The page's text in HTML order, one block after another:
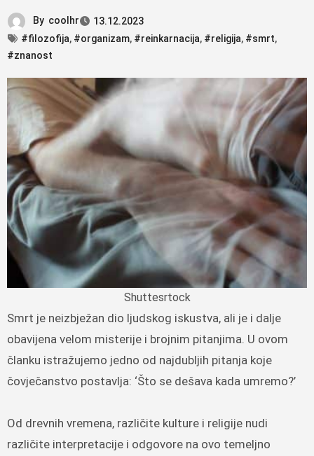
By coolhr
13.12.2023
#filozofija, #organizam, #reinkarnacija, #religija, #smrt,
#znanost
Shuttesrtock
Smrt je neizbježan dio ljudskog iskustva, ali je i dalje
obavijena velom misterije i brojnim pitanjima. U ovom
članku istražujemo jedno od najdubljih pitanja koje
čovječanstvo postavlja: ‘Što se dešava kada umremo?’
Od drevnih vremena, različite kulture i religije nudi
različite interpretacije i odgovore na ovo temeljno